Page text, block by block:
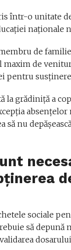
într-o unitate
naționale
de familie
maxim de
pentru
la grădiniţă a
absențelor
să nu
sociale
să depună